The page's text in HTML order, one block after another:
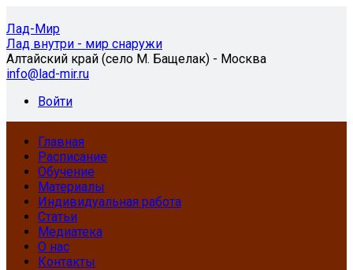
Лад-Мир
Лад внутри - мир снаружи
Алтайский край (село М. Бащелак) - Москва
info@lad-mir.ru
Войти
Главная
Расписание
Обучение
Материалы
Индивидуальная работа
Статьи
Медиатека
О нас
Контакты